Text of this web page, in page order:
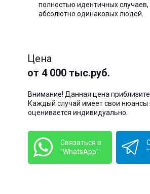
полностью идентичных случаев,
абсолютно одинаковых людей.
Цена
от 4 000 тыс.руб.
Связаться в
"WhatsApp"
Внимание! Данная цена
Каждый случай имеет свои нюансы
оценивается индивидуально.